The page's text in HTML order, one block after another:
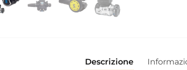
Descrizione